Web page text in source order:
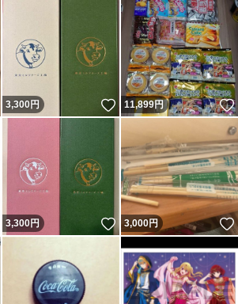
いいね！
3,300円 いいね！
11,899円
いいね！
3,300円 いいね！
3,000円